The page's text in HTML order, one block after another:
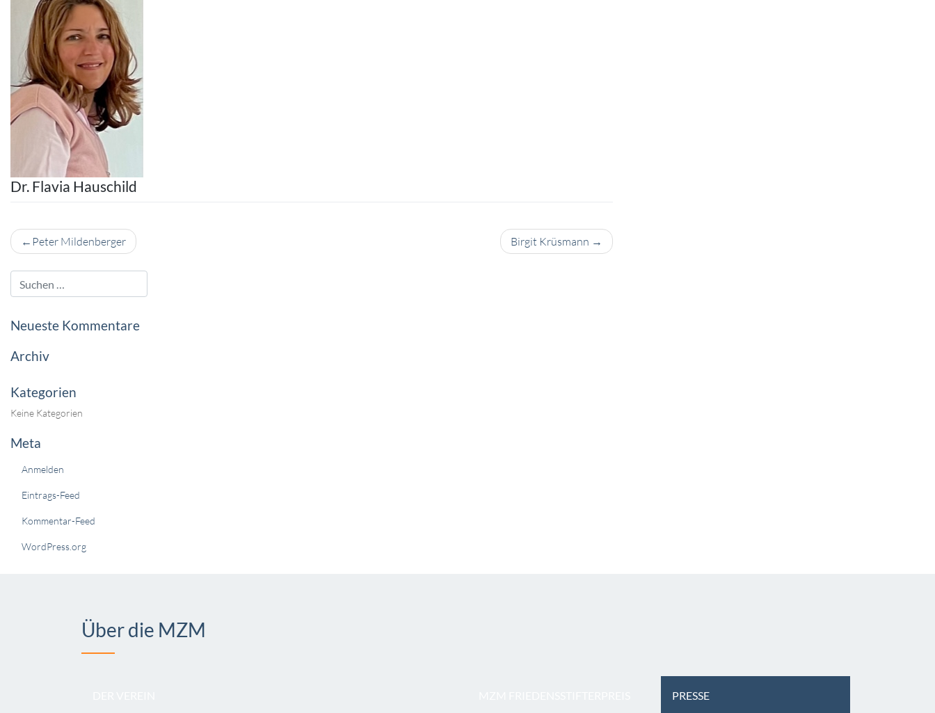
Dr. Flavia Hauschild
Beitragsnavigation
Peter Mildenberger Birgit Krüsmann
Neueste Kommentare
Archiv
Kategorien
Keine Kategorien
Meta
Anmelden
Eintrags-Feed
Kommentar-Feed
WordPress.org
Über die MZM
PRESSE